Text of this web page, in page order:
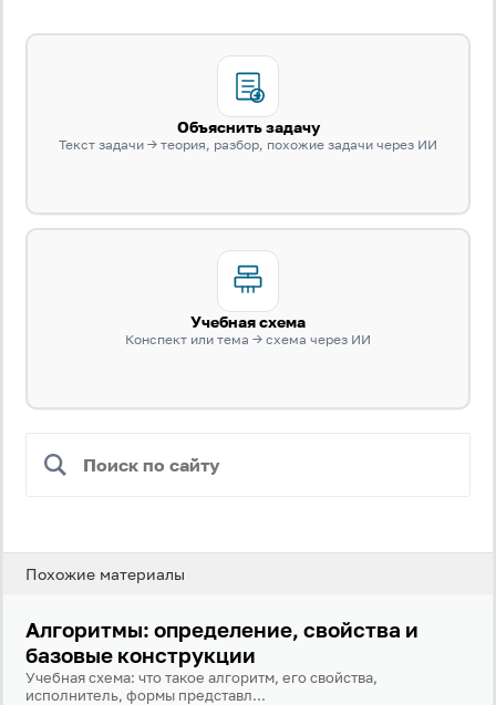
Пароль
Антиспам:Загрузка...
Объяснить задачу
Текст задачи → теория, разбор, похожие задачи через ИИ
Учебная схема
Конспект или тема → схема через ИИ
Похожие материалы
Алгоритмы: определение, свойства и
базовые конструкции
Учебная схема: что такое алгоритм, его свойства,
исполнитель, формы представл...